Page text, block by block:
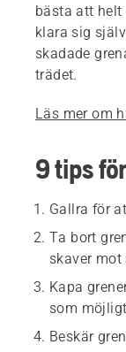
bästa att helt
klara sig
skadade
trädet.
Läs mer om
9 tips
Gallra för
Ta bort
skaver mot
Kapa
som möjligt
Beskär